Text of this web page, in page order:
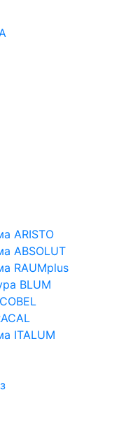
ARISTO
ABSOLUT
RAUMplus
BLUM
ITALUM